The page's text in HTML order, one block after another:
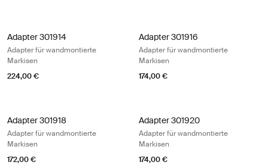
Adapter 301914
Adapter für wandmontierte
Markisen
224,00 €
Adapter 301916
Adapter für wandmontierte
Markisen
174,00 €
Adapter 301918
Adapter für wandmontierte
Markisen
172,00 €
Adapter 301920
Adapter für wandmontierte
Markisen
174,00 €